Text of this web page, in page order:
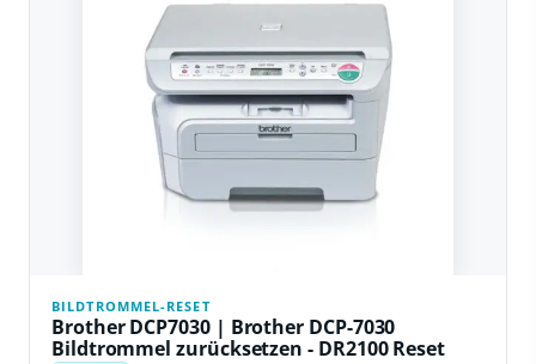
BILDTROMMEL-RESET
Brother DCP7030 | Brother DCP-7030
Bildtrommel zurücksetzen - DR2100 Reset